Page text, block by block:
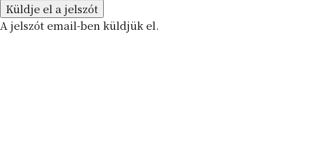
A jelszót email-ben küldjük el.